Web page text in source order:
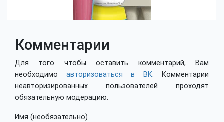
Комментарии
Для того чтобы оставить комментарий, Вам
необходимо авторизоваться в ВК. Комментарии
неавторизированных пользователей проходят
обязательную модерацию.
Имя (необязательно)